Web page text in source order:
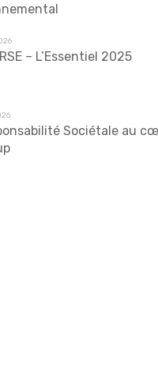
– L’Essentiel 2025
Sociétale au